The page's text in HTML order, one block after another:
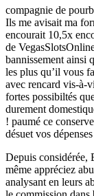
compagnie de
Ils me avisait ma
encourait 10,5x
de
bannissement ainsi
les plus qu’il vous
avec rencard vis-à-
fortes possibiltés
durement
! paumé ce
désuet vos
Depuis considérée,
même appréciez
analysant en leurs